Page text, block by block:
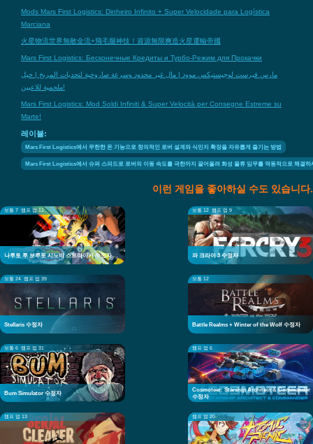
Mods Mars First Logistics: Dinheiro Infinito + Super Velocidade para Logística
Marciana
火星物流世界無敵金流+飛毛腿神技！資源無限爽造火星運輸帝國
Mars First Logistics: Бесконечные Кредиты и Турбо-Режим для Прокачки
مارس فيرست لوجيستيكس موود | مال غير محدود وسرعة صاروخية لتحديات المريخ | حيل
ملحمية للاعبين!
Mars First Logistics: Mod Soldi Infiniti & Super Velocità per Consegne Estreme su
Marte!
레이블:
Mars First Logistics에서 무한한 돈 기능으로 창의적인 로버 설계와 식민지 확장을 자유롭게 즐기는 방법
Mars First Logistics에서 슈퍼 스피드로 로버의 이동 속도를 극한까지 끌어올려 화성 물류 임무를 역동적으로 해결하
이런 게임을 좋아하실 수도 있습니다.
보통 7 램프 업 11
나루토 투 보루토 시노비 스트라이커 수정자
보통 12 램프 업 9
파 크라이 3 수정자
보통 24 램프 업 39
Stellaris 수정자
보통 12
Battle Realms + Winter of the Wolf 수정자
보통 6 램프 업 31
Bum Simulator 수정자
램프 업 6
Cosmoteer: Starship Architect & Commander
수정자
램프 업 13 램프 업 20